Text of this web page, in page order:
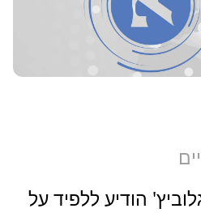
הודיע ללפיד על